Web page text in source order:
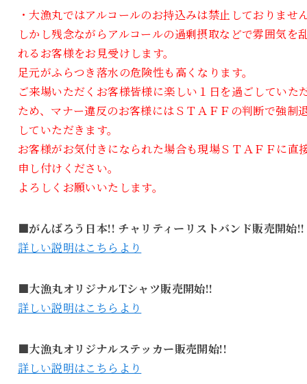
・大漁丸ではアルコールのお持込みは禁止しておりませ
しかし残念ながらアルコールの過剰摂取などで雰囲気を
れるお客様をお見受けします。
足元がふらつき落水の危険性も高くなります。
ご来場いただくお客様皆様に楽しい１日を過ごしていた
ため、マナー違反のお客様にはＳＴＡＦＦの判断で強制
していただきます。
お客様がお気付きになられた場合も現場ＳＴＡＦＦに直
申し付けください。
よろしくお願いいたします。
■がんばろう日本!! チャリティーリストバンド販売開始!!
詳しい説明はこちらより
■大漁丸オリジナルTシャツ販売開始!!
詳しい説明はこちらより
■大漁丸オリジナルステッカー販売開始!!
詳しい説明はこちらより